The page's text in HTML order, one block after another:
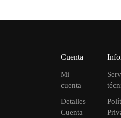
Cuenta
Mi
cuenta
Detalles
Cuenta